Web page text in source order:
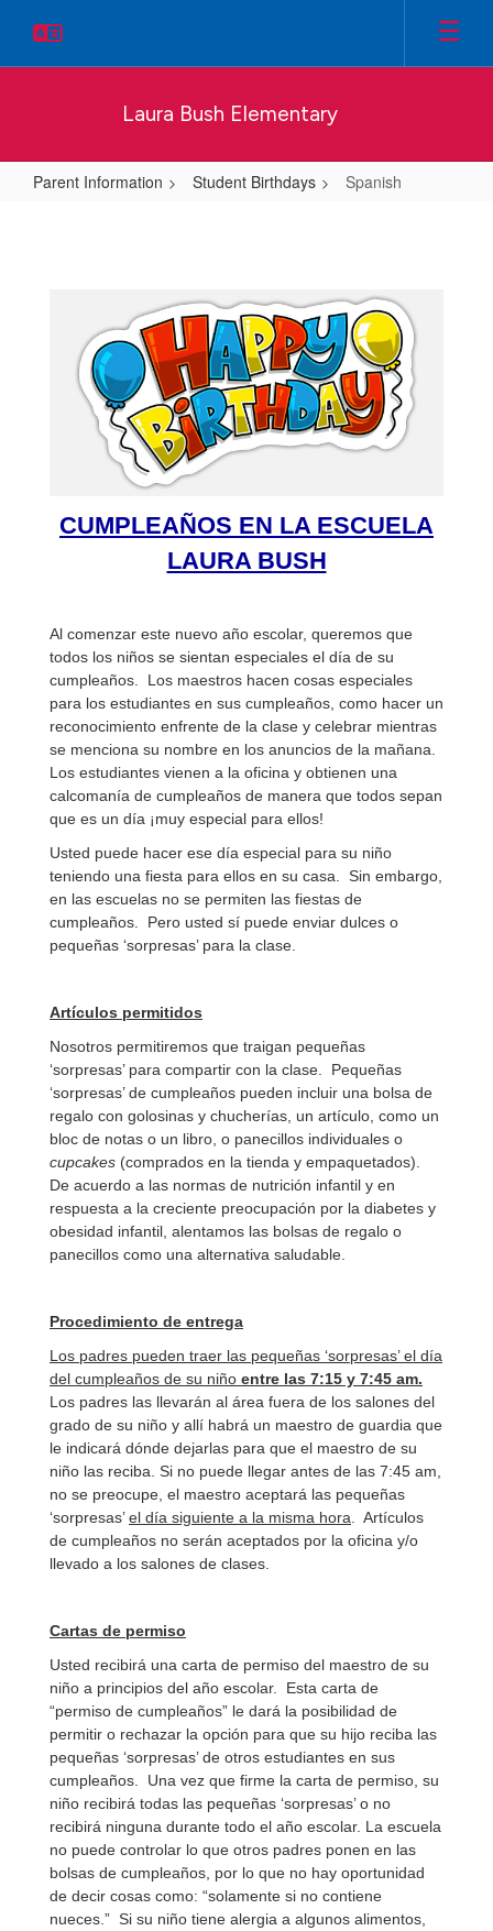
main
Laura Bush Elementary
Parent Information Student Birthdays Spanish
CUMPLEAÑOS EN LA ESCUELA
LAURA BUSH
Al comenzar este nuevo año escolar, queremos que
todos los niños se sientan especiales el día de su
cumpleaños. Los maestros hacen cosas especiales
para los estudiantes en sus cumpleaños, como hacer un
reconocimiento enfrente de la clase y celebrar mientras
se menciona su nombre en los anuncios de la mañana.
Los estudiantes vienen a la oficina y obtienen una
calcomanía de cumpleaños de manera que todos sepan
que es un día ¡muy especial para ellos!
Usted puede hacer ese día especial para su niño
teniendo una fiesta para ellos en su casa. Sin embargo,
en las escuelas no se permiten las fiestas de
cumpleaños. Pero usted sí puede enviar dulces o
pequeñas ‘sorpresas’ para la clase.
Artículos permitidos
Nosotros permitiremos que traigan pequeñas
‘sorpresas’ para compartir con la clase. Pequeñas
‘sorpresas’ de cumpleaños pueden incluir una bolsa de
regalo con golosinas y chucherías, un artículo, como un
bloc de notas o un libro, o panecillos individuales o
cupcakes (comprados en la tienda y empaquetados).
De acuerdo a las normas de nutrición infantil y en
respuesta a la creciente preocupación por la diabetes y
obesidad infantil, alentamos las bolsas de regalo o
panecillos como una alternativa saludable.
Procedimiento de entrega
Los padres pueden traer las pequeñas ‘sorpresas’ el día
del cumpleaños de su niño entre las 7:15 y 7:45 am.
Los padres las llevarán al área fuera de los salones del
grado de su niño y allí habrá un maestro de guardia que
le indicará dónde dejarlas para que el maestro de su
niño las reciba. Si no puede llegar antes de las 7:45 am,
no se preocupe, el maestro aceptará las pequeñas
‘sorpresas’el día siguiente a la misma hora . Artículos
de cumpleaños no serán aceptados por la oficina y/o
llevado a los salones de clases.
Cartas de permiso
Usted recibirá una carta de permiso del maestro de su
niño a principios del año escolar. Esta carta de
“permiso de cumpleaños” le dará la posibilidad de
permitir o rechazar la opción para que su hijo reciba las
pequeñas ‘sorpresas’ de otros estudiantes en sus
cumpleaños. Una vez que firme la carta de permiso, su
niño recibirá todas las pequeñas ‘sorpresas’ o no
recibirá ninguna durante todo el año escolar. La escuela
no puede controlar lo que otros padres ponen en las
bolsas de cumpleaños, por lo que no hay oportunidad
de decir cosas como: “solamente si no contiene
nueces.” Si su niño tiene alergia a algunos alimentos,